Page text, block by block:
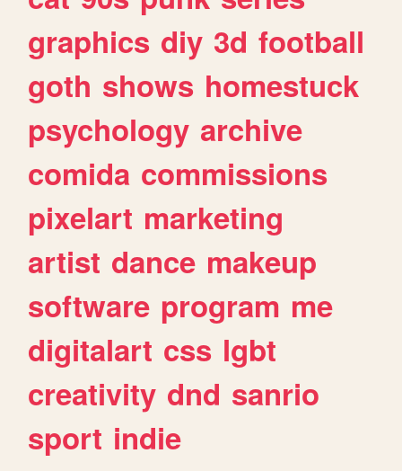
graphics diy 3d football
goth shows homestuck
psychology archive
comida commissions
pixelart marketing
artist dance makeup
software program me
digitalart css lgbt
creativity dnd sanrio
sport indie